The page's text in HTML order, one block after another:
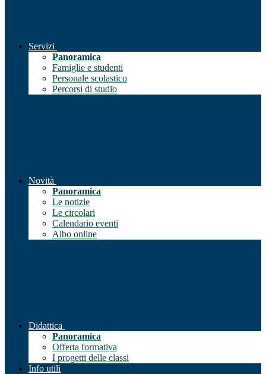
Servizi
Panoramica
Famiglie e studenti
Personale scolastico
Percorsi di studio
Novità
Panoramica
Le notizie
Le circolari
Calendario eventi
Albo online
Didattica
Panoramica
Offerta formativa
I progetti delle classi
Info utili